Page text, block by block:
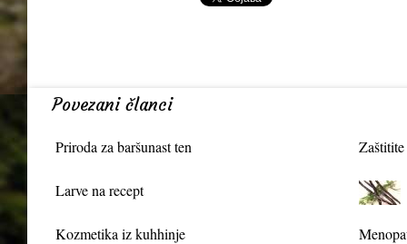
Povezani članci
Priroda za baršunast ten
Larve na recept
Kozmetika iz kuhhinje